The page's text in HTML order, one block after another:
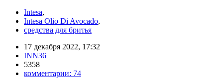
Intesa,
Intesa Olio Di Avocado,
средства для бритья
17 декабря 2022, 17:32
INN36
5358
комментарии: 74